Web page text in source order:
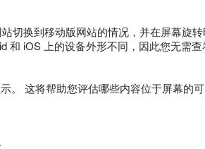
切换到移动版网站的情况，并在屏幕旋转
和 iOS 上的设备外形不同，因此您无需
这将帮助您评估哪些内容位于屏幕的可